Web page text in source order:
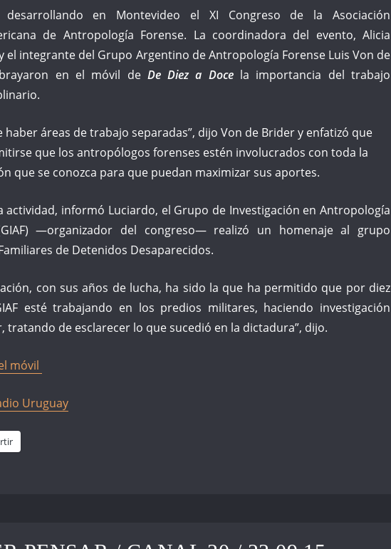
desarrollando en Montevideo el XI Congreso de la Asociación
de Antropología Forense. La coordinadora del evento, Alicia
el integrante del Grupo Argentino de Antropología Forense Luis Von de
en el móvil de De Diez a Docela importancia del trabajo
haber áreas de trabajo separadas”, dijo Von de Brider y enfatizó que
que los antropólogos forenses estén involucrados con toda la
que se conozca para que puedan maximizar sus aportes.
actividad, informó Luciardo, el Grupo de Investigación en Antropología
—organizador del congreso— realizó un homenaje al grupo
de Detenidos Desaparecidos.
con sus años de lucha, ha sido la que ha permitido que por diez
esté trabajando en los predios militares, haciendo investigación
tratando de esclarecer lo que sucedió en la dictadura”, dijo.
móvil
Uruguay